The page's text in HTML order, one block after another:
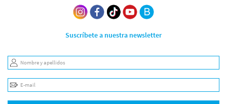
Suscríbete a nuestra newsletter
Nombre y apellidos
E-mail